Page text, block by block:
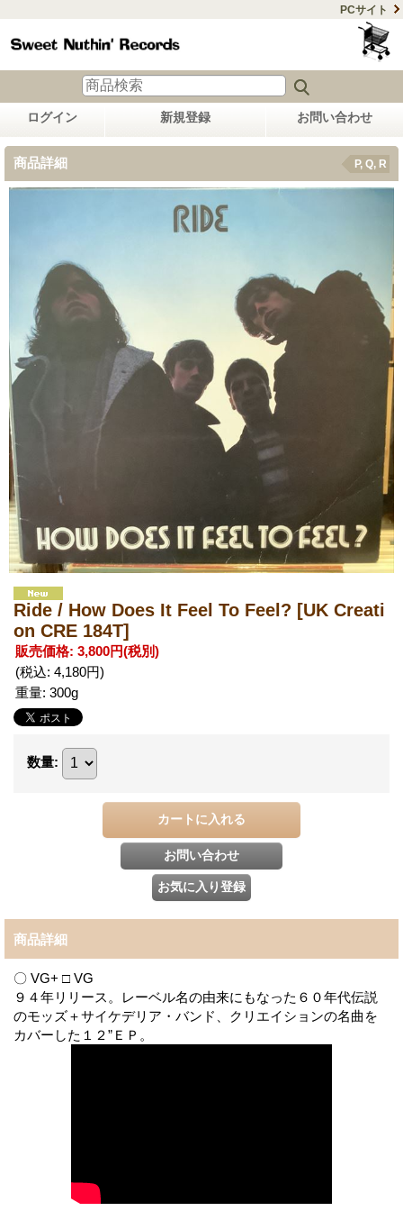
PCサイト
ログイン 新規登録 お問い合わせ
商品詳細 P, Q, R
Ride / How Does It Feel To Feel? [UK Creati
on CRE 184T]
販売価格: 3,800円(税別)
(税込: 4,180円)
重量: 300g
数量:
商品詳細
〇 VG+ □ VG
９４年リリース。レーベル名の由来にもなった６０年代伝説
のモッズ＋サイケデリア・バンド、クリエイションの名曲を
カバーした１２”ＥＰ。